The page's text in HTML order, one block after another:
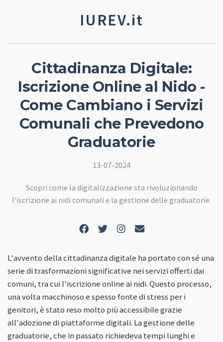
IUREV.it
Cittadinanza Digitale:
Iscrizione Online al Nido -
Come Cambiano i Servizi
Comunali che Prevedono
Graduatorie
13-07-2024
Scopri come la digitalizzazione sta rivoluzionando
l'iscrizione ai nidi comunali e la gestione delle graduatorie.
L'avvento della cittadinanza digitale ha portato con sé una
serie di trasformazioni significative nei servizi offerti dai
comuni, tra cui l'iscrizione online ai nidi. Questo processo,
una volta macchinoso e spesso fonte di stress per i
genitori, è stato reso molto più accessibile grazie
all'adozione di piattaforme digitali. La gestione delle
graduatorie, che in passato richiedeva tempi lunghi e